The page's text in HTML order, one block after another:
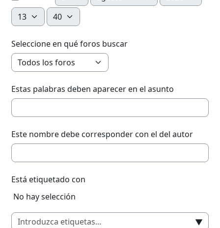
Hora
Minuto
Seleccione en qué foros buscar
Estas palabras deben aparecer en el asunto
Este nombre debe corresponder con el del autor
Está etiquetado con
Ítems seleccioandos:
No hay selección
▼